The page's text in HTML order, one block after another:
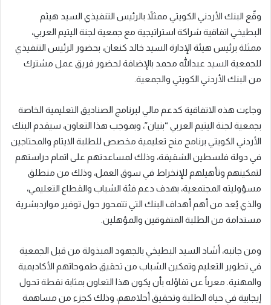
وقّع البنك الأردني الكويتي ممثلاً بالرئيس التنفيذي السيد هيثم
البطيخي اتفاقية شراكة استراتيجية مع جمعية لجنة اليتيم العربي،
ممثلة برئيس هيئة الإدارة السيد خالد كنعان، بحضور الرئيس التنفيذي
للجمعية السيد عبدالله محمد بالإضافة لحضور فريق عمل مشترك
من البنك الأردني الكويتي والجمعية.
وجاءت هذه الاتفاقية كدعم مالي لبرنامج الصناديق التعليمية الخاصة
بجمعية لجنة اليتيم العربي “بنيان”، وبموجب هذا التعاون، سيقدم البنك
الأردني الكويتي برنامج منح تعليمية مخصص للطلبة الايتام والمحتاجين
في دولة فلسطين الشقيقة، وذلك لمساعدتهم على اتمام دراستهم
لتمكينهم وتأهيلهم للإنخراط في سوق العمل، وذلك من منطلق
مسؤوليته المجتمعية، بهدف دعم فئة الشباب والقطاع التعليمي،
والذي يُعد من أهم أهداف البنك التي تتمحور حول توفير مواردبشرية
مستدامة من الطلبة المتفوقين والمؤهلين
ومن جانبه، أشاد السيد البطيخي بالجهود المبذولة من قبل الجمعية
في تطوير التعليم وتمكين الشباب من تحقيق طموحاتهم الأكاديمية
والمهنية. معرباً عن تفاؤله بأن يكون هذا التعاون بمثابة نقطة تحول
إيجابية في حياة الطلبة وتحقيق أحلامهم، وذلك كجزء من مساهمة